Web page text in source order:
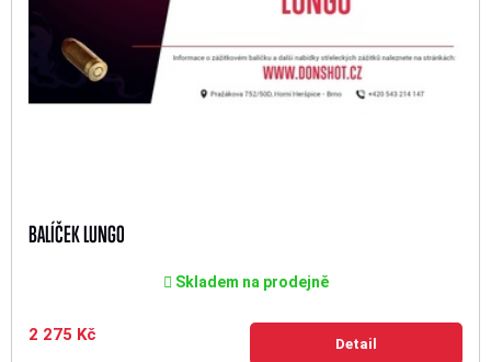
BALÍČEK LUNGO
Skladem na prodejně
2 275 Kč Detail